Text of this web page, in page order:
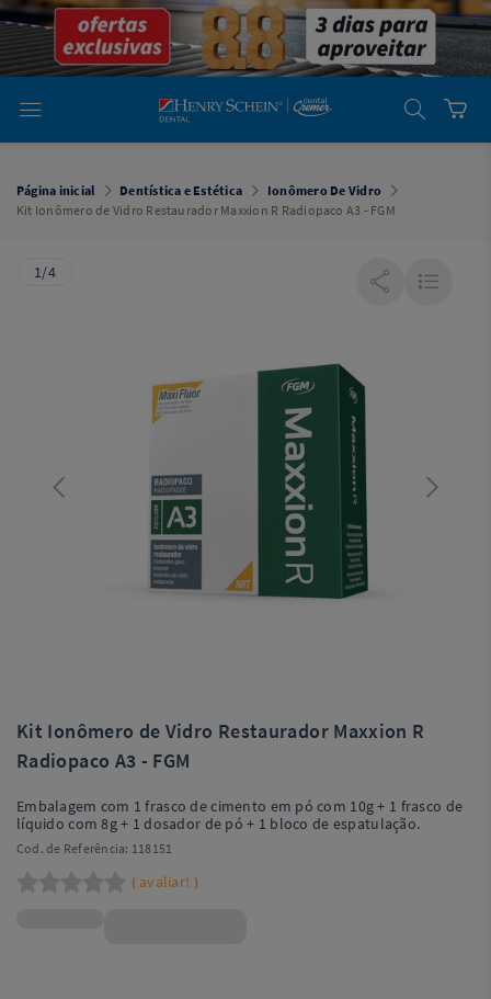
emDental
Cremer -
Henry Schein
Laboratório
Laboratório
Cremer -
Henry Schein
Odontológico
Página inicial Dentística e Estética
Ionômero De Vidro
Kit Ionômero de Vidro Restaurador Maxxion R Radiopaco A3 - FGM
1/4
Kit Ionômero de Vidro Restaurador Maxxion R
Radiopaco A3 - FGM
Embalagem com 1 frasco de cimento em pó com 10g + 1 frasco de
líquido com 8g + 1 dosador de pó + 1 bloco de espatulação.
Cod. de Referência: 118151
( avaliar! )